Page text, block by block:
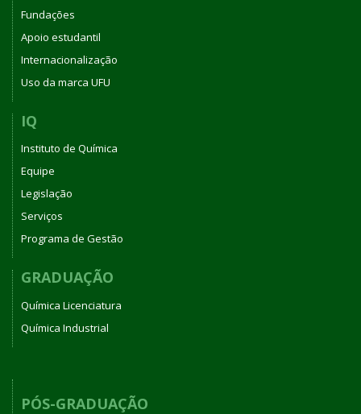
Fundações
Apoio estudantil
Internacionalização
Uso da marca UFU
IQ
Instituto de Química
Equipe
Legislação
Serviços
Programa de Gestão
GRADUAÇÃO
Química Licenciatura
Química Industrial
PÓS-GRADUAÇÃO